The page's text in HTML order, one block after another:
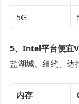
5G
5、Intel平台便宜
盐湖城、纽约、达
内存